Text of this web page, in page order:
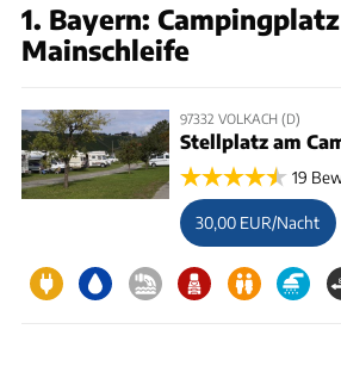
1. Bayern: Campingplatz
Mainschleife
97332 VOLKACH (D)
Stellplatz am
19
30,00 EUR/Nacht